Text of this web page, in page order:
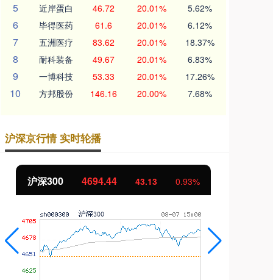
5 近岸蛋白 46.72 20.01% 5.62%
6 毕得医药 61.6 20.01% 6.12%
7 五洲医疗 83.62 20.01% 18.37%
8 耐科装备 49.67 20.01% 6.83%
9 一博科技 53.33 20.01% 17.26%
10 方邦股份 146.16 20.00% 7.68%
沪深京行情 实时轮播
北证50 1134.24 11.37 1.01%